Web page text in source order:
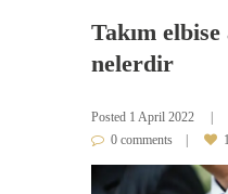
Takım
nelerdir
Posted 1 April 2022
0 comments